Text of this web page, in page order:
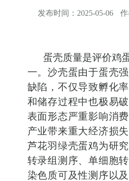
发布时间： 2025-05-06
蛋壳质量是评价鸡
一。沙壳蛋由于蛋壳
缺陷，不仅导致孵化
和储存过程中也极易
表面形态严重影响消
产业带来重大经济损失
芦花羽绿壳蛋鸡为研
转录组测序、单细胞
染色质可及性测序以